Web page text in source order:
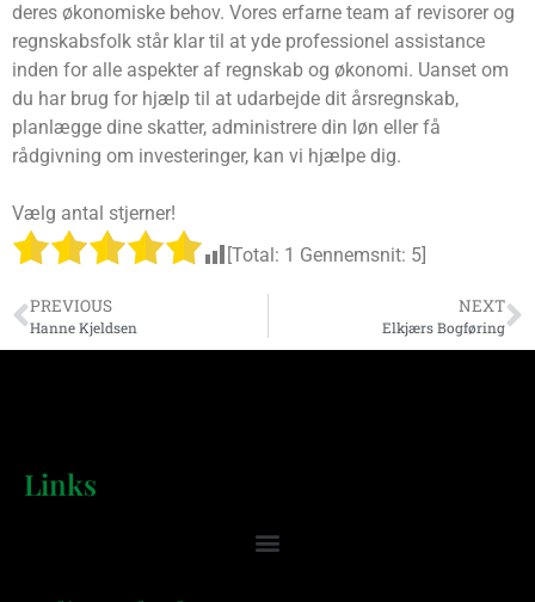
deres økonomiske behov. Vores erfarne team af revisorer og
regnskabsfolk står klar til at yde professionel assistance
inden for alle aspekter af regnskab og økonomi. Uanset om
du har brug for hjælp til at udarbejde dit årsregnskab,
planlægge dine skatter, administrere din løn eller få
rådgivning om investeringer, kan vi hjælpe dig.
Vælg antal stjerner!
[Total: 1 Gennemsnit: 5
PREVIOUS
Hanne Kjeldsen
NEXT
Elkjærs Bogføring
Links